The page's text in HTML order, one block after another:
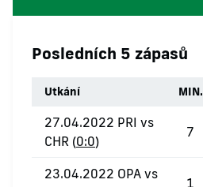
Posledních 5 zápasů
Utkání MIN.
27.04.2022 PRI vs
CHR (0:0)
7
23.04.2022 OPA vs
1